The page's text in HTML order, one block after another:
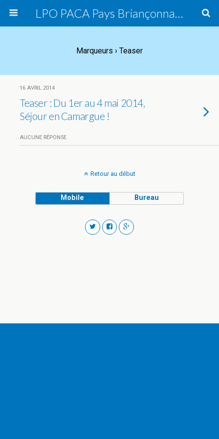
LPO PACA Pays Briançonnais, groupe local
Marqueurs › Teaser
16 AVRIL 2014
Teaser : Du 1er au 4 mai 2014,
Séjour en Camargue !
AUCUNE RÉPONSE
Retour au début
Mobile Bureau